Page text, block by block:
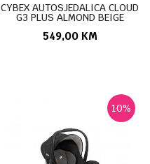
CYBEX AUTOSJEDALICA CLOUD
G3 PLUS ALMOND BEIGE
549,00 KM
10%